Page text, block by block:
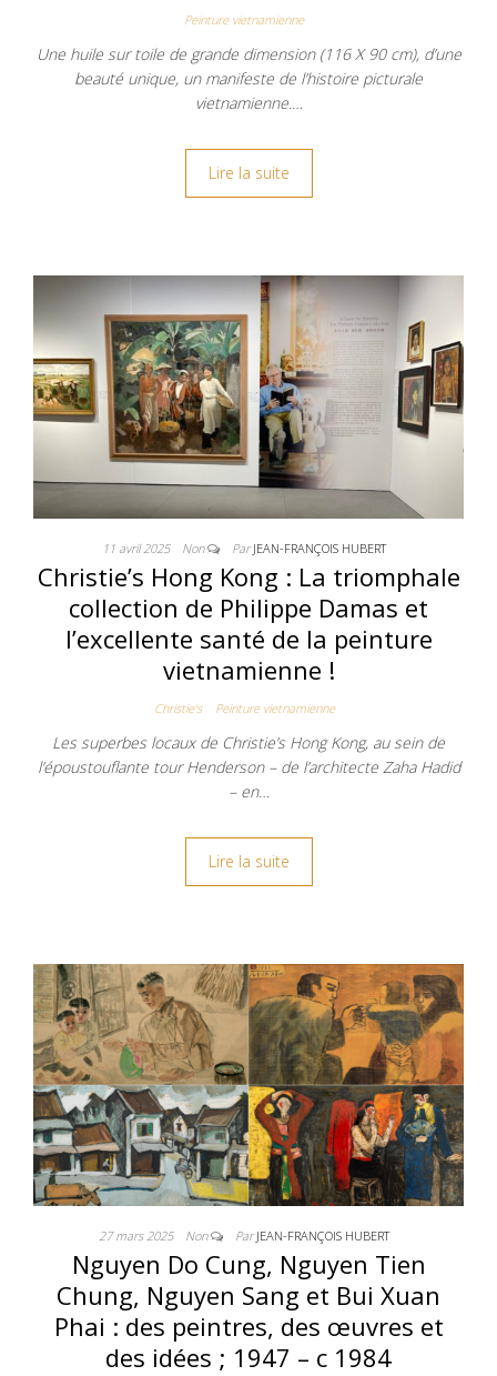
Peinture vietnamienne
Une huile sur toile de grande dimension (116 X 90 cm), d’une
beauté unique, un manifeste de l’histoire picturale
vietnamienne.…
Lire la suite
11 avril 2025 Non ParJEAN-FRANÇOIS HUBERT
Christie’s Hong Kong : La triomphale
collection de Philippe Damas et
l’excellente santé de la peinture
vietnamienne !
Christie's Peinture vietnamienne
Les superbes locaux de Christie’s Hong Kong, au sein de
l’époustouflante tour Henderson – de l’architecte Zaha Hadid
– en…
Lire la suite
27 mars 2025 Non ParJEAN-FRANÇOIS HUBERT
Nguyen Do Cung, Nguyen Tien
Chung, Nguyen Sang et Bui Xuan
Phai : des peintres, des œuvres et
des idées ; 1947 – c 1984